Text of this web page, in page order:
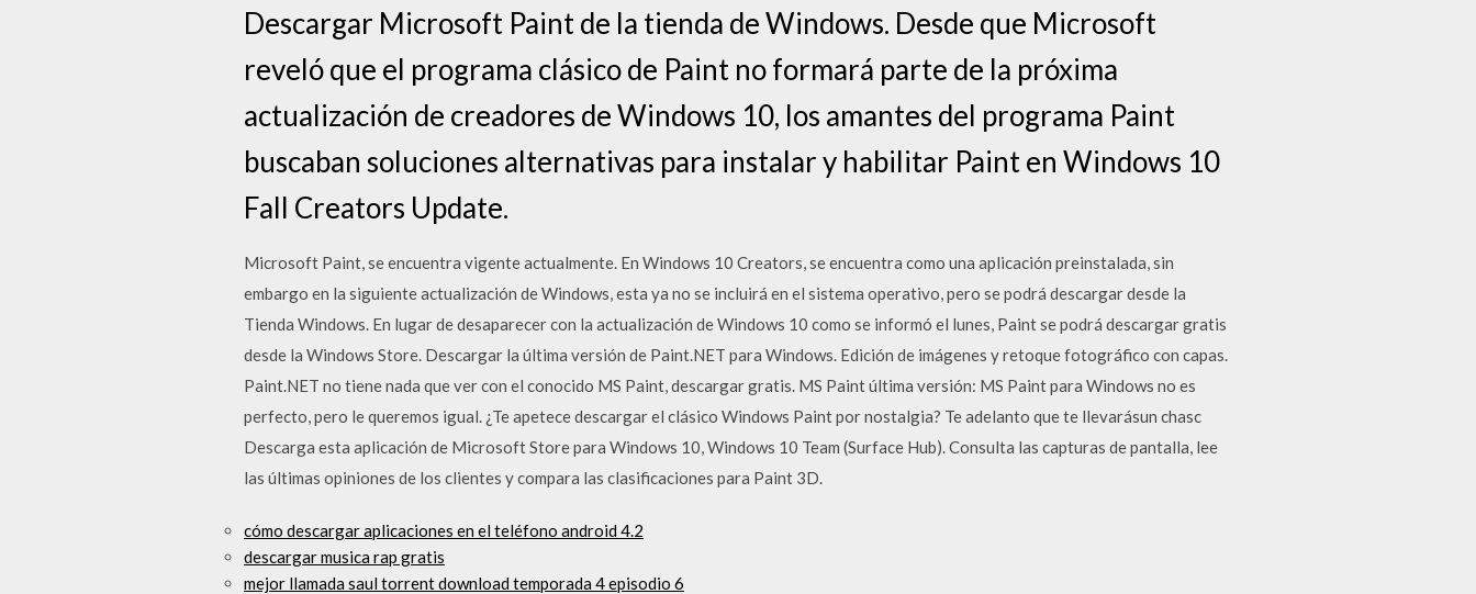
Descargar Microsoft Paint de la tienda de Windows. Desde que Microsoft
reveló que el programa clásico de Paint no formará parte de la próxima
actualización de creadores de Windows 10, los amantes del programa Paint
buscaban soluciones alternativas para instalar y habilitar Paint en Windows 10
Fall Creators Update.
Microsoft Paint, se encuentra vigente actualmente. En Windows 10 Creators, se encuentra como una aplicación preinstalada, sin
embargo en la siguiente actualización de Windows, esta ya no se incluirá en el sistema operativo, pero se podrá descargar desde la
Tienda Windows. En lugar de desaparecer con la actualización de Windows 10 como se informó el lunes, Paint se podrá descargar gratis
desde la Windows Store. Descargar la última versión de Paint.NET para Windows. Edición de imágenes y retoque fotográfico con capas.
Paint.NET no tiene nada que ver con el conocido MS Paint, descargar gratis. MS Paint última versión: MS Paint para Windows no es
perfecto, pero le queremos igual. ¿Te apetece descargar el clásico Windows Paint por nostalgia? Te adelanto que te llevarásun chasc
Descarga esta aplicación de Microsoft Store para Windows 10, Windows 10 Team (Surface Hub). Consulta las capturas de pantalla, lee
las últimas opiniones de los clientes y compara las clasificaciones para Paint 3D.
cómo descargar aplicaciones en el teléfono android 4.2
descargar musica rap gratis
mejor llamada saul torrent download temporada 4 episodio 6